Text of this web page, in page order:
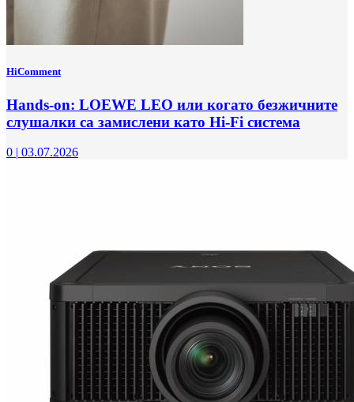
HiComment
Hands-on: LOEWE LEO или когато безжичните
слушалки са замислени като Hi-Fi система
0 | 03.07.2026